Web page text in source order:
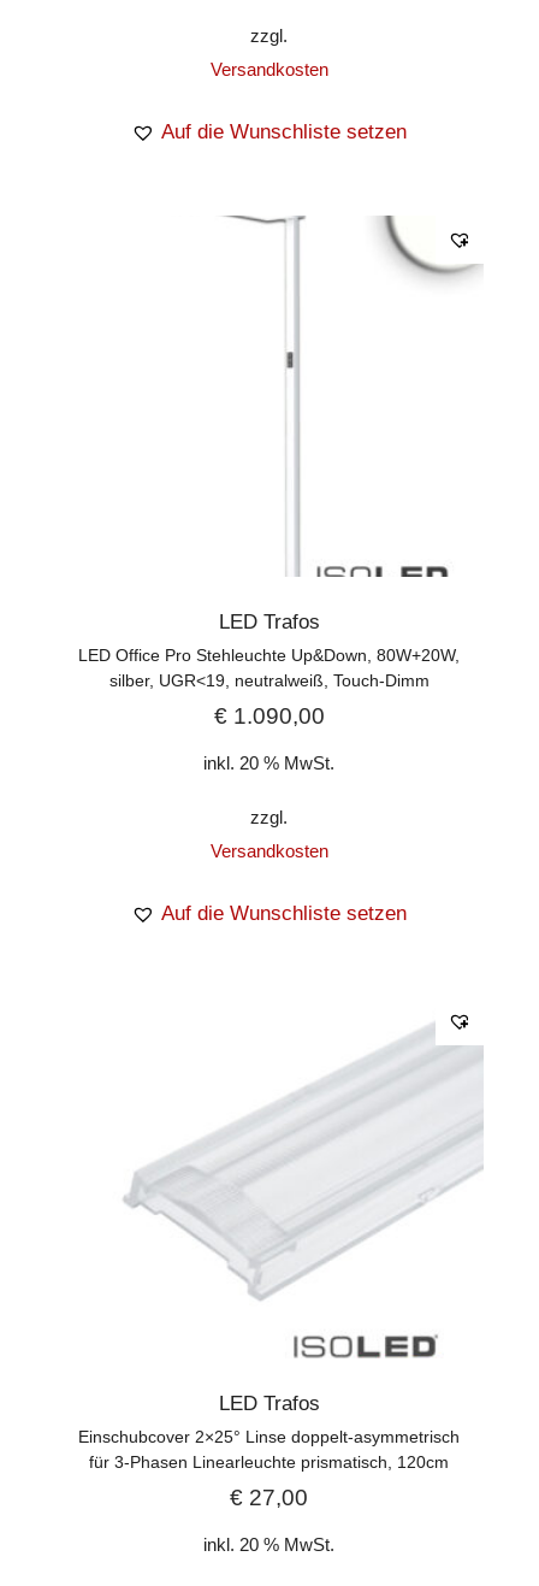
zzgl.
Versandkosten
Auf die Wunschliste setzen
LED Trafos
LED Office Pro Stehleuchte Up&Down, 80W+20W,
silber, UGR<19, neutralweiß, Touch-Dimm
€1.090,00
inkl. 20 % MwSt.
zzgl.
Versandkosten
Auf die Wunschliste setzen
LED Trafos
Einschubcover 2×25° Linse doppelt-asymmetrisch
für 3-Phasen Linearleuchte prismatisch, 120cm
€ 27,00
inkl. 20 % MwSt.